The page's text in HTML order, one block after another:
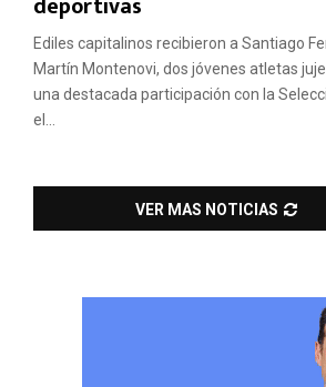
Ediles capitalinos recibieron a Santiago
Martín Montenovi, dos jóvenes atletas
una destacada participación con la
el...
VER MAS NOTICIAS